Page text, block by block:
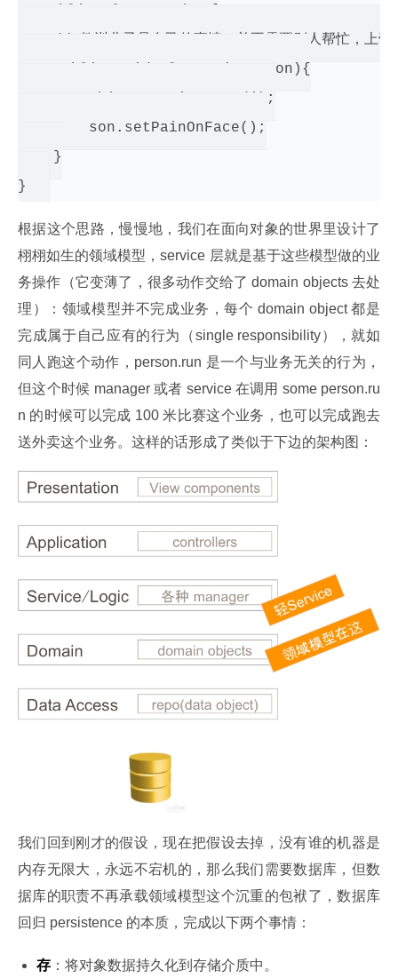
// 教训儿子是自己的事情，并不需要别人帮忙，上帝
public void slapSon(Son son){
this.setPainOnHand();
son.setPainOnFace();
}
根据这个思路，慢慢地，我们在面向对象的世界里设计了
栩栩如生的领域模型，service 层就是基于这些模型做的业
务操作（它变薄了，很多动作交给了 domain objects 去处
理）：领域模型并不完成业务，每个 domain object 都是
完成属于自己应有的行为（single responsibility），就如
同人跑这个动作，person.run 是一个与业务无关的行为，
但这个时候 manager 或者 service 在调用 some person.ru
n 的时候可以完成 100 米比赛这个业务，也可以完成跑去
送外卖这个业务。这样的话形成了类似于下边的架构图：
我们回到刚才的假设，现在把假设去掉，没有谁的机器是
内存无限大，永远不宕机的，那么我们需要数据库，但数
据库的职责不再承载领域模型这个沉重的包袱了，数据库
回归 persistence 的本质，完成以下两个事情：
存：将对象数据持久化到存储介质中。